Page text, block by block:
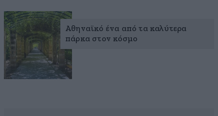
Αθηναϊκό ένα από τα καλύτερα
πάρκα στον κόσμο